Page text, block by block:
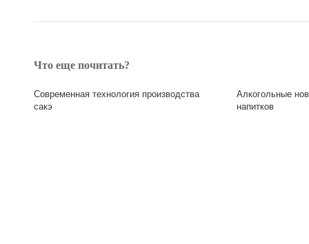
Что еще почитать?
Современная технология производства
сакэ
Алкогольные
напитков